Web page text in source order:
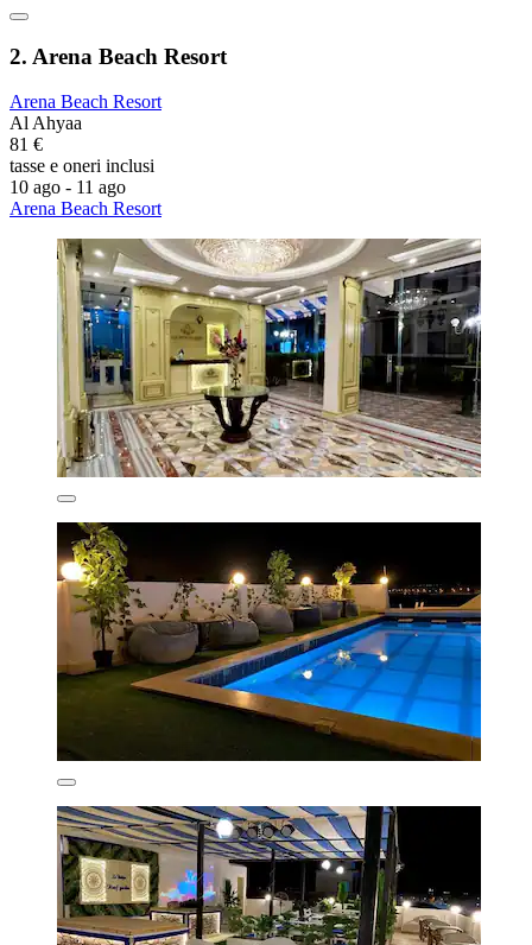
2. Arena Beach Resort
Arena Beach Resort
Al Ahyaa
81 €
tasse e oneri inclusi
10 ago - 11 ago
Arena Beach Resort